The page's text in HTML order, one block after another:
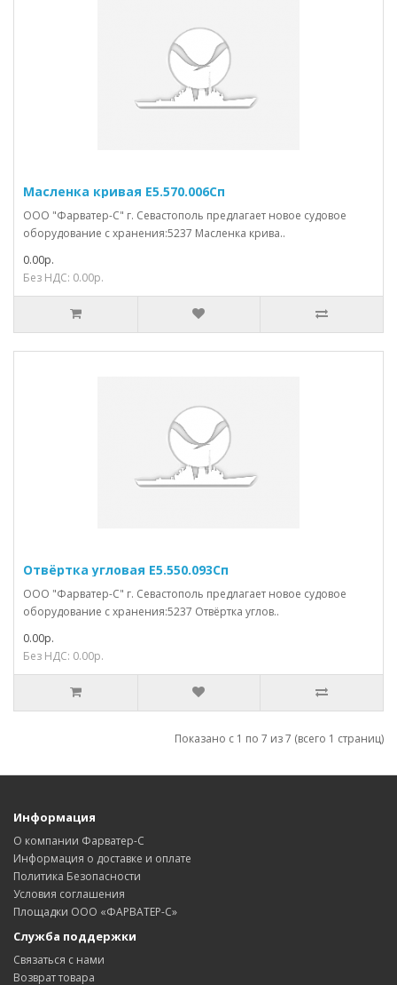
Масленка кривая Е5.570.006Сп
ООО "Фарватер-С" г. Севастополь предлагает новое судовое
оборудование с хранения:5237 Масленка крива..
0.00р.
Без НДС: 0.00р.
Отвёртка угловая Е5.550.093Сп
ООО "Фарватер-С" г. Севастополь предлагает новое судовое
оборудование с хранения:5237 Отвёртка углов..
0.00р.
Без НДС: 0.00р.
Показано с 1 по 7 из 7 (всего 1 страниц)
Информация
О компании Фарватер-С
Информация о доставке и оплате
Политика Безопасности
Условия соглашения
Площадки ООО «ФАРВАТЕР-С»
Служба поддержки
Связаться с нами
Возврат товара